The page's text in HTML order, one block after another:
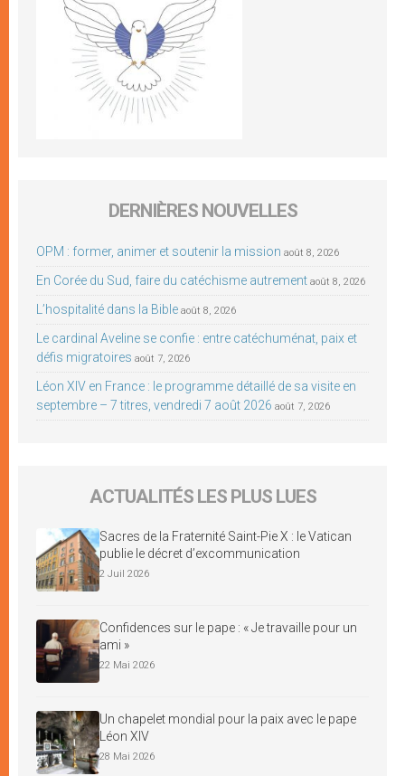
DERNIÈRES NOUVELLES
OPM : former, animer et soutenir la mission août 8, 2026
En Corée du Sud, faire du catéchisme autrement août 8, 2026
L’hospitalité dans la Bible août 8, 2026
Le cardinal Aveline se confie : entre catéchuménat, paix et
défis migratoires août 7, 2026
Léon XIV en France : le programme détaillé de sa visite en
septembre – 7 titres, vendredi 7 août 2026 août 7, 2026
ACTUALITÉS LES PLUS LUES
Sacres de la Fraternité Saint-Pie X : le Vatican
publie le décret d’excommunication
2 Juil 2026
Confidences sur le pape : « Je travaille pour un
ami »
22 Mai 2026
Un chapelet mondial pour la paix avec le pape
Léon XIV
28 Mai 2026